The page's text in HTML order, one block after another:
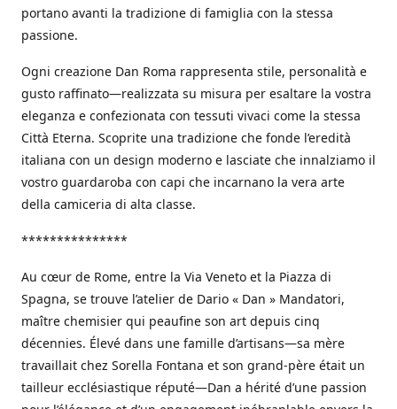
portano avanti la tradizione di famiglia con la stessa
passione.
Ogni creazione Dan Roma rappresenta stile, personalità e
gusto raffinato—realizzata su misura per esaltare la vostra
eleganza e confezionata con tessuti vivaci come la stessa
Città Eterna. Scoprite una tradizione che fonde l’eredità
italiana con un design moderno e lasciate che innalziamo il
vostro guardaroba con capi che incarnano la vera arte
della camiceria di alta classe.
***************
Au cœur de Rome, entre la Via Veneto et la Piazza di
Spagna, se trouve l’atelier de Dario « Dan » Mandatori,
maître chemisier qui peaufine son art depuis cinq
décennies. Élevé dans une famille d’artisans—sa mère
travaillait chez Sorella Fontana et son grand-père était un
tailleur ecclésiastique réputé—Dan a hérité d’une passion